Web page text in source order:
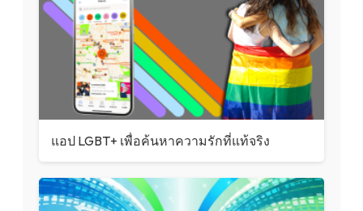
แอป LGBT+ เพื่อค้นหาความรักที่แท้จริง